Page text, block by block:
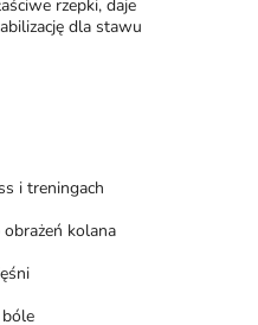
rzepki, daje
dla stawu
i treningach
kolana
bóle